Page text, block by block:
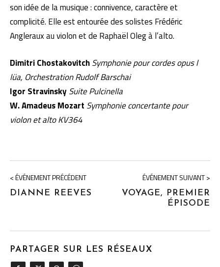
son idée de la musique : connivence, caractère et
complicité. Elle est entourée des solistes Frédéric
Angleraux au violon et de Raphaël Oleg à l’alto.
Dimitri ChostakovitchSymphonie pour cordes opus l
lüa, Orchestration Rudolf Barschai
Igor StravinskySuite Pulcinella
W. Amadeus Mozart Symphonie concertante pour
violon et alto KV364
< ÉVÉNEMENT PRÉCÉDENT
DIANNE REEVES
ÉVÉNEMENT SUIVANT >
VOYAGE, PREMIER
ÉPISODE
PARTAGER SUR LES RÉSEAUX